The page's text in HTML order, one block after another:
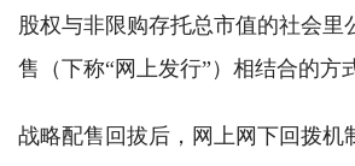
股权与非限购存托总市值的社会里
售（下称“网上发行”）相结合的方
战略配售回拔后，网上网下回拨机